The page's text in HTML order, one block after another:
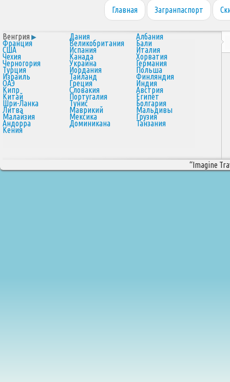
Главная Загранпаспорт
Венгрия Дания Албания
Франция Великобритания Бали
США Испания Италия
Чехия Канада Хорватия
Черногория Украина Германия
Турция Иордания Польша
Израиль Таиланд Финляндия
ОАЭ Греция Индия
Кипр Словакия Австрия
Китай Португалия Египет
Шри-Ланка Тунис Болгария
Литва Маврикий Мальдивы
Малайзия Мексика Грузия
Андорра Доминикана Танзания
Кения
“Imagine